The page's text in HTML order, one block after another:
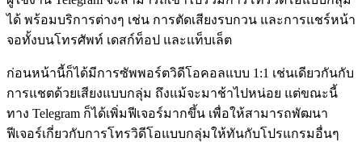
ได้ พร้อมบริการต่างๆ เช่น การตัดเสียงรบกวน และการแชร์หน้า
จอทั้งบนโทรศัพท์ เดสก์ท็อป และแท็บเล็ต
ก่อนหน้านี้ก็ได้มีการซัพพอร์ตวิดีโอคอลแบบ 1:1 เช่นเดียวกันกับ
การแชตด้วยเสียงแบบกลุ่ม ถึงแม้จะมาช้าไปหน่อย แต่ขณะนี้
ทาง Telegram ก็ได้เพิ่มฟีเจอร์มากขึ้น เพื่อให้สามารถพัฒนา
ฟีเจอร์เกี่ยวกับการโทรวิดีโอแบบกลุ่มให้ทันกับโปรแกรมอื่นๆ